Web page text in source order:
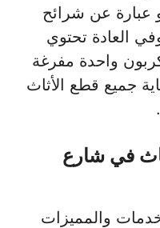
عبارة عن شرائح
العادة تحتوي
واحدة مفرغة
جميع قطع الأثاث
في شارع
والمميزات